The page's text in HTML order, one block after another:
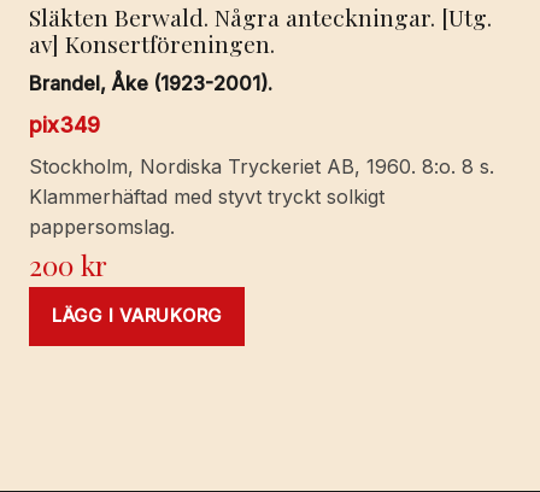
Släkten Berwald. Några anteckningar. [Utg.
av] Konsertföreningen.
Brandel, Åke (1923-2001).
pix349
Stockholm, Nordiska Tryckeriet AB, 1960. 8:o. 8 s.
Klammerhäftad med styvt tryckt solkigt
pappersomslag.
200kr
LÄGG I VARUKORG